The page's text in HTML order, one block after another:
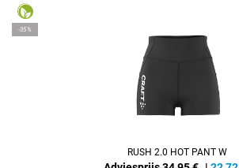
-35%
RUSH 2.0 HOT PANT W